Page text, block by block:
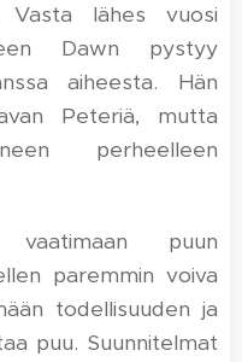
Vasta lähes vuosi
Dawn pystyy
aiheesta. Hän
Peteriä, mutta
perheelleen
vaatimaan puun
paremmin voiva
todellisuuden ja
puu. Suunnitelmat